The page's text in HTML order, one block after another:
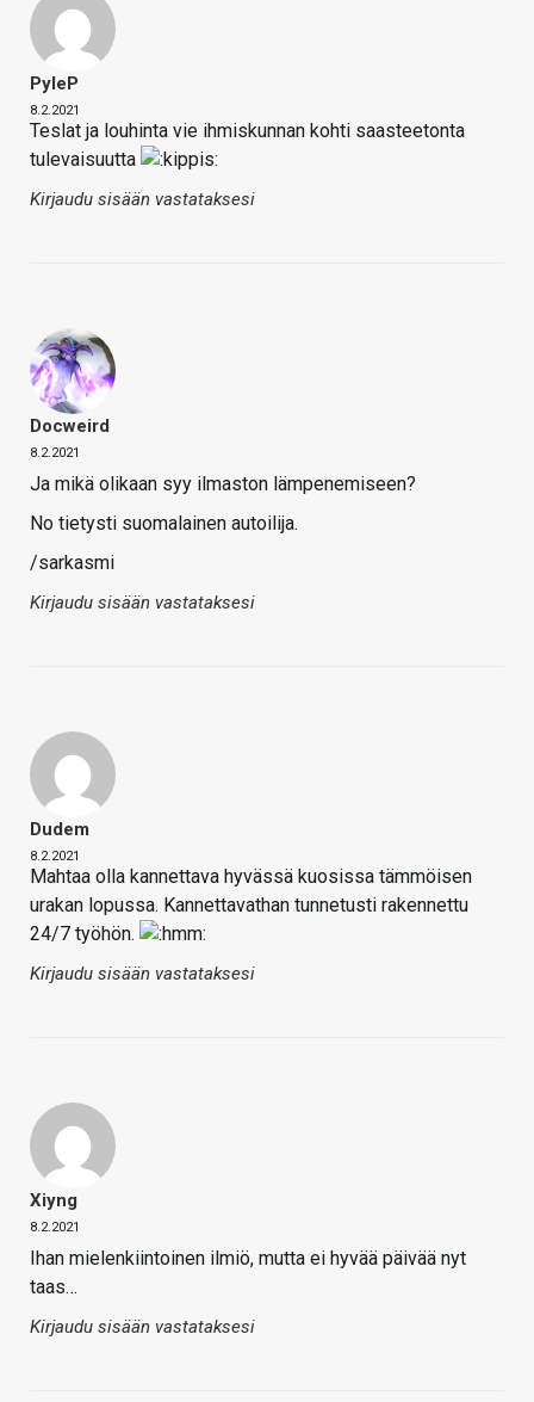
PyleP
8.2.2021
Teslat ja louhinta vie ihmiskunnan kohti saasteetonta
tulevaisuutta
Kirjaudu sisään vastataksesi
Docweird
8.2.2021
Ja mikä olikaan syy ilmaston lämpenemiseen?
No tietysti suomalainen autoilija.
/sarkasmi
Kirjaudu sisään vastataksesi
Dudem
8.2.2021
Mahtaa olla kannettava hyvässä kuosissa tämmöisen
urakan lopussa. Kannettavathan tunnetusti rakennettu
24/7 työhön.
Kirjaudu sisään vastataksesi
Xiyng
8.2.2021
Ihan mielenkiintoinen ilmiö, mutta ei hyvää päivää nyt
taas…
Kirjaudu sisään vastataksesi